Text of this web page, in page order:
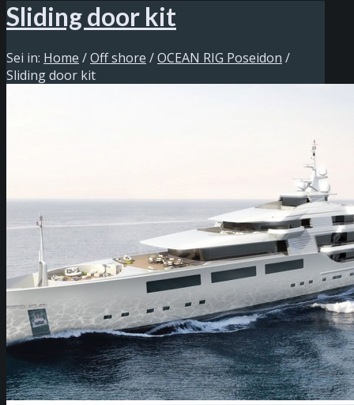
Sliding door kit
Sei in: Home /Off shore /OCEAN RIG Poseidon /
Sliding door kit